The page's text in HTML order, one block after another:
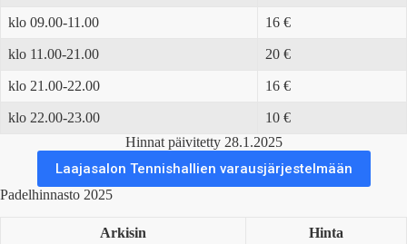
klo 09.00-11.00 16 €
klo 11.00-21.00 20 €
klo 21.00-22.00 16 €
klo 22.00-23.00
10 €
Hinnat päivitetty 28.1.2025
Laajasalon Tennishallien varausjärjestelmään
Padelhinnasto 2025
Arkisin Hinta